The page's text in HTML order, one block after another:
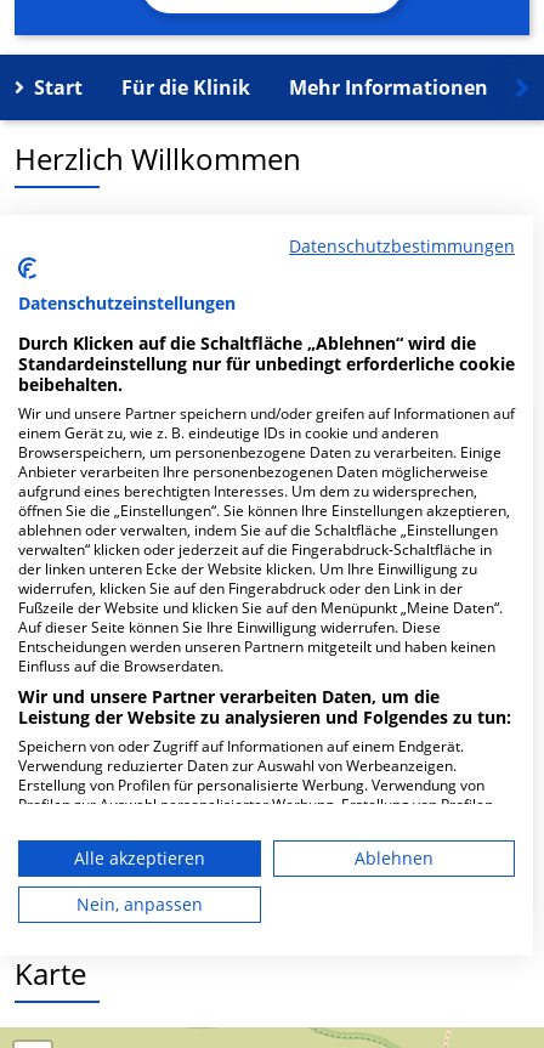
Start Für die Klinik Mehr Informationen
Herzlich Willkommen
Norderney in der Lippestr. 9-Nov ist ein medizinisches
Versorgungszentrum in Norderney.
Mehr Informationen
FAQ
Hier ﬁnden Sie häuﬁg gestellte Fragen zu dieser Klinik.
Wie lautet die Adresse von MVZ KfH-
Gesundheitszentrum Hannover, Zwgst.
Norderney?
Lippestr. 9-Nov
26548 Norderney
Wie ist die Telefonnummer von MVZ KfH-
Norderney?
Karte
Datenschutzbestimmungen
Datenschutzeinstellungen
Durch Klicken auf die Schaltfläche „Ablehnen“ wird die
Standardeinstellung nur für unbedingt erforderliche cookie
beibehalten.
Wir und unsere Partner speichern und/oder greifen auf Informationen auf
einem Gerät zu, wie z. B. eindeutige IDs in cookie und anderen
Browserspeichern, um personenbezogene Daten zu verarbeiten. Einige
Anbieter verarbeiten Ihre personenbezogenen Daten möglicherweise
aufgrund eines berechtigten Interesses. Um dem zu widersprechen,
öffnen Sie die „Einstellungen“. Sie können Ihre Einstellungen akzeptieren,
ablehnen oder verwalten, indem Sie auf die Schaltfläche „Einstellungen
verwalten“ klicken oder jederzeit auf die Fingerabdruck-Schaltfläche in
der linken unteren Ecke der Website klicken. Um Ihre Einwilligung zu
widerrufen, klicken Sie auf den Fingerabdruck oder den Link in der
Fußzeile der Website und klicken Sie auf den Menüpunkt „Meine Daten“.
Auf dieser Seite können Sie Ihre Einwilligung widerrufen. Diese
Entscheidungen werden unseren Partnern mitgeteilt und haben keinen
Einfluss auf die Browserdaten.
Wir und unsere Partner verarbeiten Daten, um die
Leistung der Website zu analysieren und Folgendes zu tun:
Speichern von oder Zugriff auf Informationen auf einem Endgerät.
Verwendung reduzierter Daten zur Auswahl von Werbeanzeigen.
Erstellung von Profilen für personalisierte Werbung. Verwendung von
Profilen zur Auswahl personalisierter Werbung. Erstellung von Profilen
personalisierter Inhalte. Messung der Werbeleistung. Messung der
Performance von Inhalten. Analyse von Zielgruppen durch Statistiken
oder Kombinationen von Daten aus verschiedenen Quellen. Entwicklung
und Verbesserung der Angebote. Verwendung reduzierter Daten zur
Auswahl von Inhalten.
die USA gesendet werden.
Ihre Einwilligung und die cookie Richtlinie gelten ausschließlich für diese
Website/App.
Partnerliste anzeigen (1 IAB-Anbieter)
Alle akzeptieren
Ablehnen
Nein, anpassen